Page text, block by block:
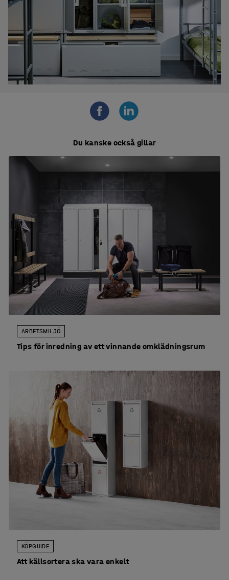
Du kanske också gillar
ARBETSMILJÖ
Tips för inredning av ett vinnande omklädningsrum
KÖPGUIDE
Att källsortera ska vara enkelt